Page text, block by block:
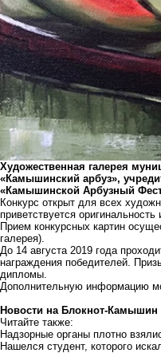
Художественная галерея
«Камышинский арбуз»,
«Камышинской Арбузный
Конкурс открыт для всех
приветствуется
Прием конкурсных картин
галерея).
До 14 августа 2019 года
награждения победителей.
дипломы.
Дополнительную информацию
Новости на Блoкнoт-Камышин
Читайте также:
Надзорные органы плотно
Нашелся студент, которого